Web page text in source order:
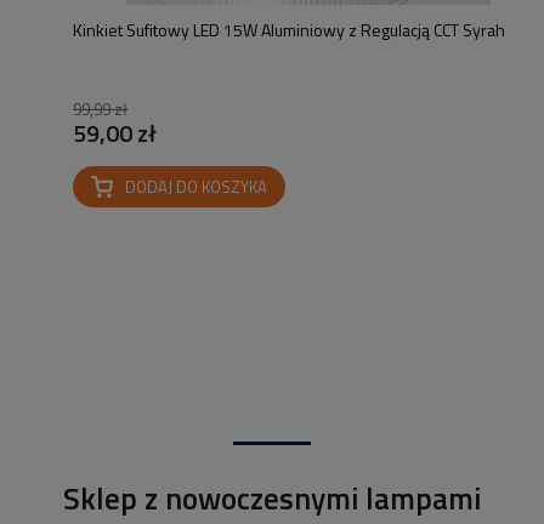
Kinkiet Sufitowy LED 15W Aluminiowy z Regulacją CCT Syrah
99,99 zł
59,00 zł
DODAJ DO KOSZYKA
Sklep z nowoczesnymi lampami